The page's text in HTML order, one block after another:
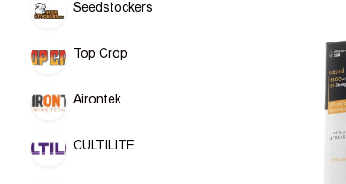
Seedstockers
Top Crop
Airontek
CULTILITE